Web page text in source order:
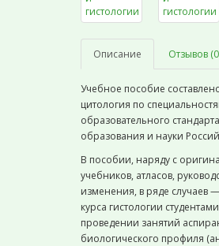
Описание Отзывов
Учебное пособие
цитология по
образовательного
образования и науки
В пособии, наряду с
учебников, атласов,
изменения, в ряде случаев
курса гистологии
проведении занятий
биологического профиля